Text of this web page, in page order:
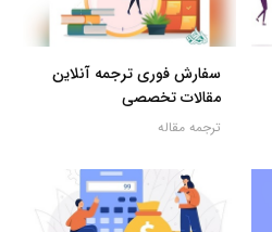
سفارش فوری ترجمه آنلاین
مقالات تخصصی
ترجمه مقاله